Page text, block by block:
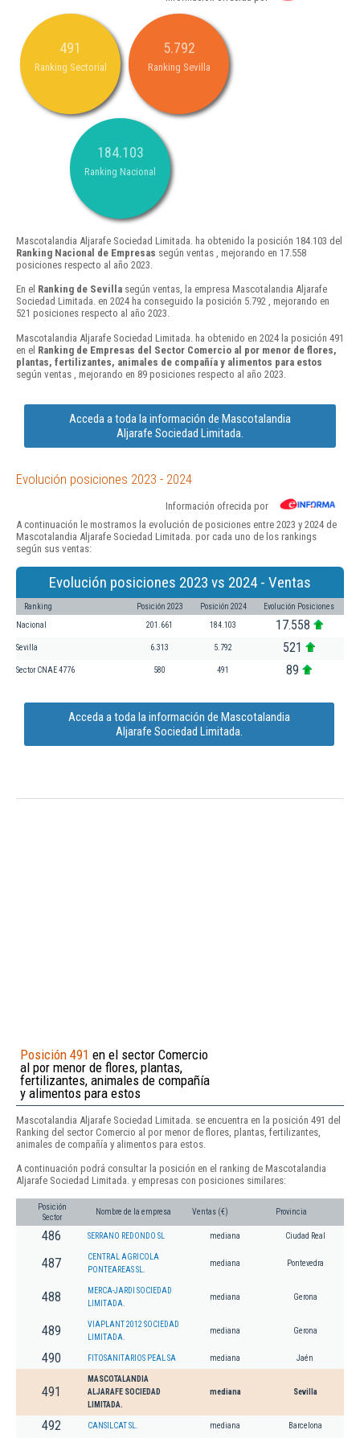
491
Ranking Sectorial
5.792
Ranking Sevilla
184.103
Ranking Nacional
Mascotalandia Aljarafe Sociedad Limitada. ha obtenido la posición 184.103 del
Ranking Nacional de Empresas según ventas , mejorando en 17.558
posiciones respecto al año 2023.
En el Ranking de Sevilla según ventas, la empresa Mascotalandia Aljarafe
Sociedad Limitada. en 2024 ha conseguido la posición 5.792 , mejorando en
521 posiciones respecto al año 2023.
Mascotalandia Aljarafe Sociedad Limitada. ha obtenido en 2024 la posición 491
en el Ranking de Empresas del Sector Comercio al por menor de flores,
plantas, fertilizantes, animales de compañía y alimentos para estos
según ventas , mejorando en 89 posiciones respecto al año 2023.
Acceda a toda la información de Mascotalandia
Aljarafe Sociedad Limitada.
Evolución posiciones 2023 - 2024
Información ofrecida por
A continuación le mostramos la evolución de posiciones entre 2023 y 2024 de
Mascotalandia Aljarafe Sociedad Limitada. por cada uno de los rankings
según sus ventas:
Evolución posiciones 2023 vs 2024 - Ventas
Ranking Posición 2023 Posición 2024 Evolución Posiciones
Nacional 201.661 184.103 17.558
Sevilla 6.313 5.792 521
Sector CNAE 4776 580 491 89
Acceda a toda la información de Mascotalandia
Aljarafe Sociedad Limitada.
Posición 491 en el sector Comercio
al por menor de flores, plantas,
fertilizantes, animales de compañía
y alimentos para estos
Mascotalandia Aljarafe Sociedad Limitada. se encuentra en la posición 491 del
Ranking del sector Comercio al por menor de flores, plantas, fertilizantes,
animales de compañía y alimentos para estos.
A continuación podrá consultar la posición en el ranking de Mascotalandia
Aljarafe Sociedad Limitada. y empresas con posiciones similares:
Posición
Sector
Nombre de la empresa Ventas (€) Provincia
486 SERRANO REDONDO SL mediana Ciudad Real
487
CENTRAL AGRICOLA
PONTEAREAS SL.
mediana Pontevedra
488
MERCA-JARDI SOCIEDAD
LIMITADA.
mediana Gerona
489
VIAPLANT 2012 SOCIEDAD
LIMITADA.
mediana Gerona
490 FITOSANITARIOS PEAL SA mediana Jaén
491
MASCOTALANDIA
ALJARAFE SOCIEDAD
LIMITADA.
mediana Sevilla
492 CANSILCAT SL. mediana Barcelona